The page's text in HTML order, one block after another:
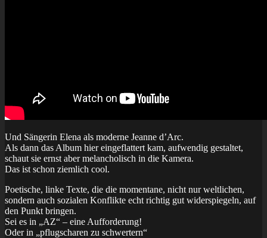
Und Sängerin Elena als moderne Jeanne d’Arc.
Als dann das Album hier eingeflattert kam, aufwendig gestaltet,
schaut sie ernst aber melancholisch in die Kamera.
Das ist schon ziemlich cool.
Poetische, linke Texte, die die momentane, nicht nur weltlichen,
sondern auch sozialen Konflikte echt richtig gut widerspiegeln, auf
den Punkt bringen.
Sei es in „AZ“ – eine Aufforderung!
Oder in „pflugscharen zu schwertern“